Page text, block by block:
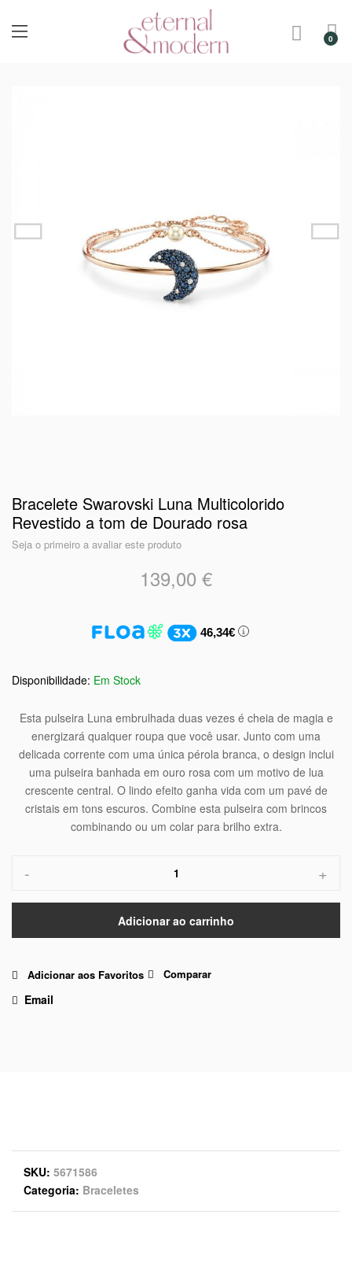
Bracelete Swarovski Luna Multicolorido
Revestido a tom de Dourado rosa
Seja o primeiro a avaliar este produto
139,00 €
46,34€
Em Stock
Esta pulseira Luna embrulhada duas vezes é cheia de magia e
energizará qualquer roupa que você usar. Junto com uma
delicada corrente com uma única pérola branca, o design inclui
uma pulseira banhada em ouro rosa com um motivo de lua
crescente central. O lindo efeito ganha vida com um pavé de
cristais em tons escuros. Combine esta pulseira com brincos
combinando ou um colar para brilho extra.
- +
Adicionar ao carrinho
Adicionar aos Favoritos Comparar
Email
SKU 5671586
Categoria Braceletes